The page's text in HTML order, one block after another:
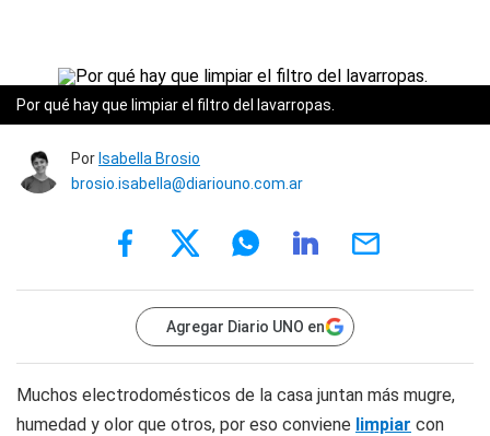
Por qué hay que limpiar el filtro del lavarropas.
Por Isabella Brosio
brosio.isabella@diariouno.com.ar
Agregar Diario UNO en
Muchos electrodomésticos de la casa juntan más mugre,
humedad y olor que otros, por eso conviene limpiar con